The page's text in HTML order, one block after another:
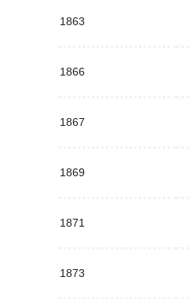
1863
1866
1867
1869
1871
1873